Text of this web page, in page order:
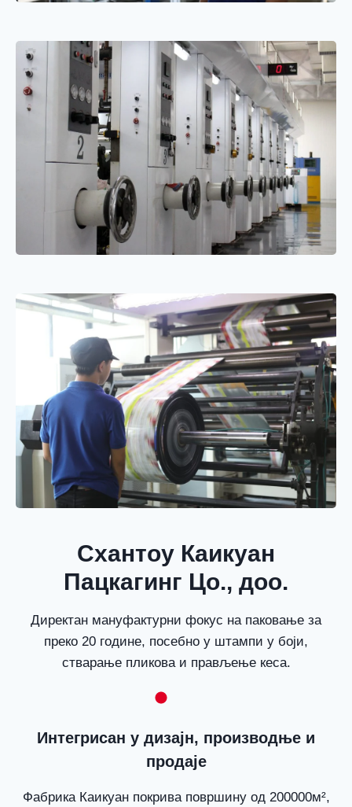
Схантоу Каикуан
Пацкагинг Цо., доо.
Директан мануфактурни фокус на паковање за
преко 20 године, посебно у штампи у боји,
стварање пликова и прављење кеса.
Интегрисан у дизајн, производње и
продаје
Фабрика Каикуан покрива површину од 200000м²,